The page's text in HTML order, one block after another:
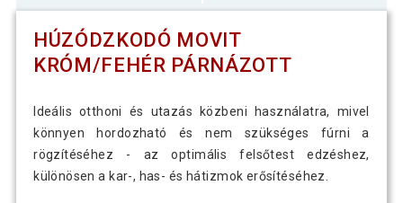
HÚZÓDZKODÓ MOVIT
KRÓM/FEHÉR PÁRNÁZOTT
Ideális otthoni és utazás közbeni használatra, mivel
könnyen hordozható és nem szükséges fúrni a
rögzítéséhez - az optimális felsőtest edzéshez,
különösen a kar-, has- és hátizmok erősítéséhez.